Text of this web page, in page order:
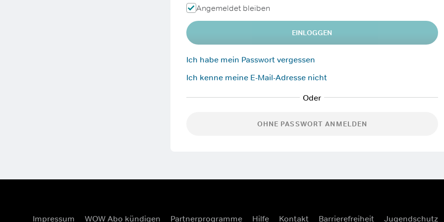
Angemeldet bleiben
EINLOGGEN
Ich habe mein Passwort vergessen
Ich kenne meine E-Mail-Adresse nicht
OHNE PASSWORT ANMELDEN
Impressum WOW Abo kündigen Partnerprogramme Hilfe Kontakt Barrierefreiheit Jugendschutz